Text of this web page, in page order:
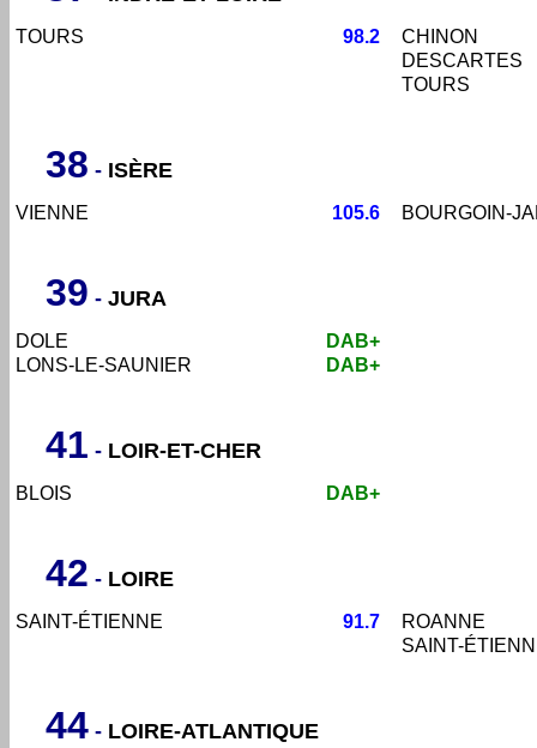
TOURS 98.2
CHINON
DESCARTES
TOURS
38 - ISÈRE
VIENNE 105.6 BOURGOIN-
39 - JURA
DOLE
DAB+
LONS-LE-SAUNIER
DAB+
41 - LOIR-ET-CHER
BLOIS DAB+
42 - LOIRE
SAINT-ÉTIENNE 91.7
ROANNE
SAINT-
44 - LOIRE-ATLANTIQUE